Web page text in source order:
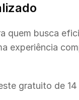
quem busca
experiência
gratuito de 14